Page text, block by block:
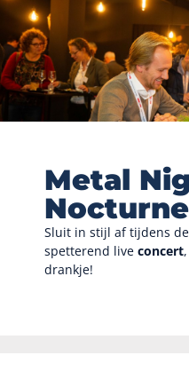
Metal
Nocturne
Sluit in stijl af tijdens de
spetterend live concert
drankje!